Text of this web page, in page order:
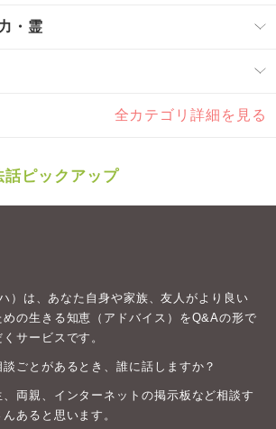
・霊
全カテゴリ詳細を見る
話ピックアップ
）は、あなた自身や家族、友人がより良い
めの生きる知恵（アドバイス）をQ&Aの形で
サービスです。
ごとがあるとき、誰に話しますか？
両親、インターネットの掲示板など相談す
あると思います。